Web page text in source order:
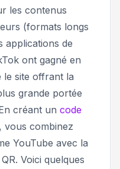
les contenus
(formats longs
applications de
ont ​​gagné en
le site offrant la
grande portée
créant un code
vous combinez
YouTube avec la
Voici quelques